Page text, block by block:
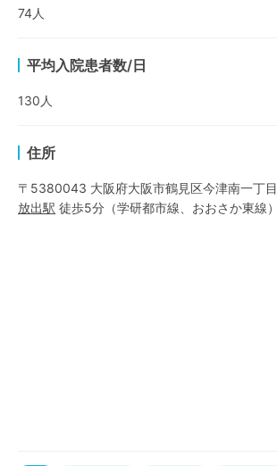
74人
平均入院患者数/日
130 人
住所
〒5380043 大阪府大阪市鶴見区今津南一丁目
放出駅 徒歩5分 （学研都市線 おおさか東線）